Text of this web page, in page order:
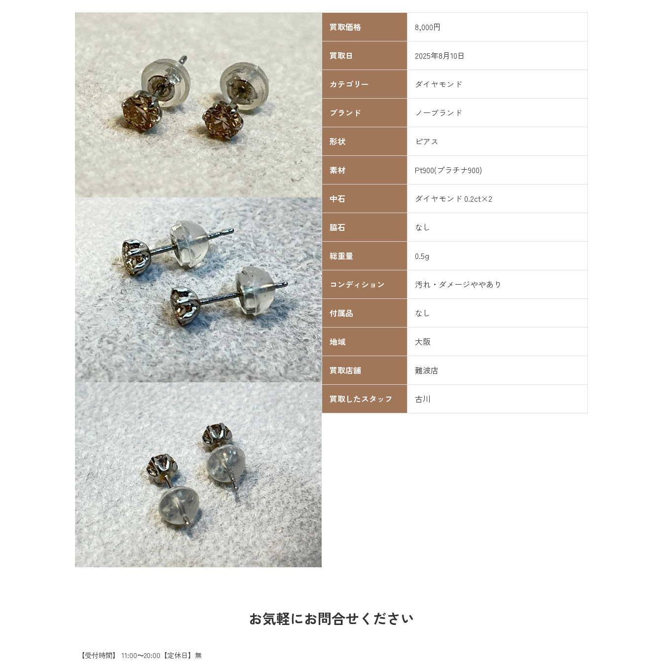
買取価格 8,000円
買取日 2025年8月10日
カテゴリー ダイヤモンド
ブランド ノーブランド
形状 ピアス
素材 Pt900(プラチナ900)
中石 ダイヤモンド 0.2ct×2
脇石 なし
総重量 0.5g
コンディション 汚れ・ダメージややあり
付属品 なし
地域 大阪
買取店舗 難波店
買取したスタッフ 古川
お気軽にお問合せください
【受付時間】 11:00〜20:00【定休日】無